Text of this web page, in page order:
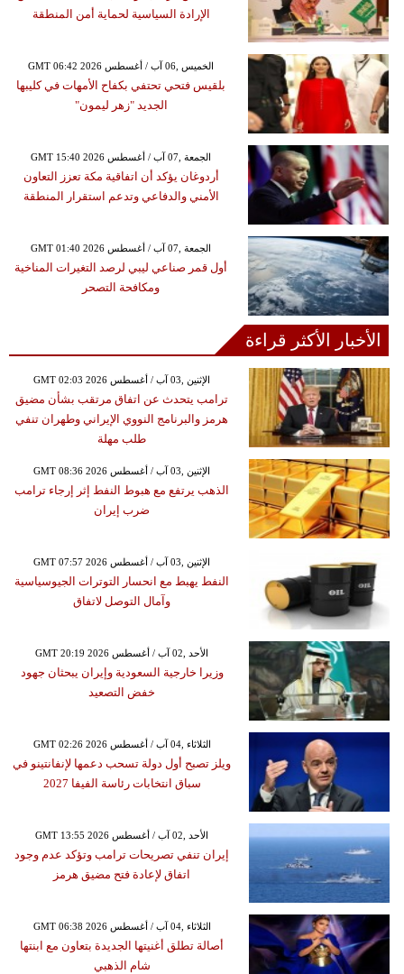
الإرادة السياسية لحماية أمن المنطقة
GMT 06:42 2026 الخميس ,06 آب / أغسطس
بلقيس فتحي تحتفي بكفاح الأمهات في كليبها
الجديد "زهر ليمون"
GMT 15:40 2026 الجمعة ,07 آب / أغسطس
أردوغان يؤكد أن اتفاقية مكة تعزز التعاون
الأمني والدفاعي وتدعم استقرار المنطقة
GMT 01:40 2026 الجمعة ,07 آب / أغسطس
أول قمر صناعي ليبي لرصد التغيرات المناخية
ومكافحة التصحر
الأخبار الأكثر قراءة
GMT 02:03 2026 الإثنين ,03 آب / أغسطس
ترامب يتحدث عن اتفاق مرتقب بشأن مضيق
هرمز والبرنامج النووي الإيراني وطهران تنفي
طلب مهلة
GMT 08:36 2026 الإثنين ,03 آب / أغسطس
الذهب يرتفع مع هبوط النفط إثر إرجاء ترامب
ضرب إيران
GMT 07:57 2026 الإثنين ,03 آب / أغسطس
النفط يهبط مع انحسار التوترات الجيوسياسية
وآمال التوصل لاتفاق
GMT 20:19 2026 الأحد ,02 آب / أغسطس
وزيرا خارجية السعودية وإيران يبحثان جهود
خفض التصعيد
GMT 02:26 2026 الثلاثاء ,04 آب / أغسطس
ويلز تصبح أول دولة تسحب دعمها لإنفانتينو في
سباق انتخابات رئاسة الفيفا 2027
GMT 13:55 2026 الأحد ,02 آب / أغسطس
إيران تنفي تصريحات ترامب وتؤكد عدم وجود
اتفاق لإعادة فتح مضيق هرمز
GMT 06:38 2026 الثلاثاء ,04 آب / أغسطس
أصالة تطلق أغنيتها الجديدة بتعاون مع ابنتها
شام الذهبي